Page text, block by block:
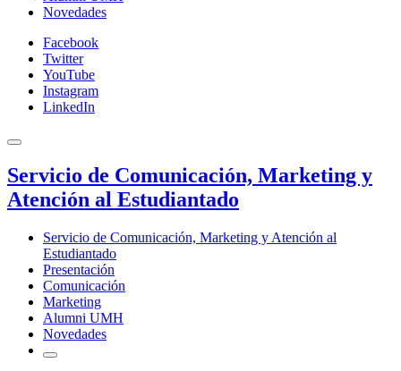
Novedades
Facebook
Twitter
YouTube
Instagram
LinkedIn
Servicio de Comunicación, Marketing y
Atención al Estudiantado
Servicio de Comunicación, Marketing y Atención al
Estudiantado
Presentación
Comunicación
Marketing
Alumni UMH
Novedades